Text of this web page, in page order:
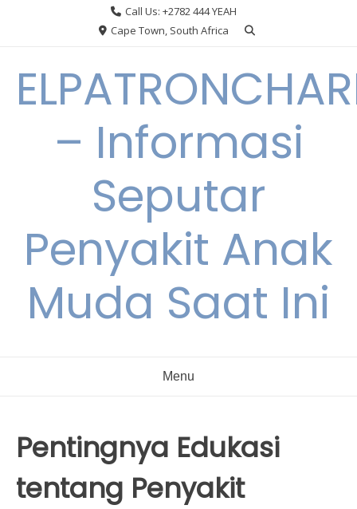
Call Us: +2782 444 YEAH
Cape Town, South Africa
– Informasi
Seputar
Penyakit Anak
Muda Saat Ini
Menu
Pentingnya Edukasi
tentang Penyakit